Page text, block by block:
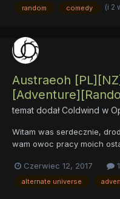
random comedy (i 2
Austraeoh
temat dodałColdwind w
Witam was serdecznie,
wam owoc pracy moich
razem to nie jest żart.
regularnie, co trzy dni. No to
Czerwiec 12, 2017
alternate universe